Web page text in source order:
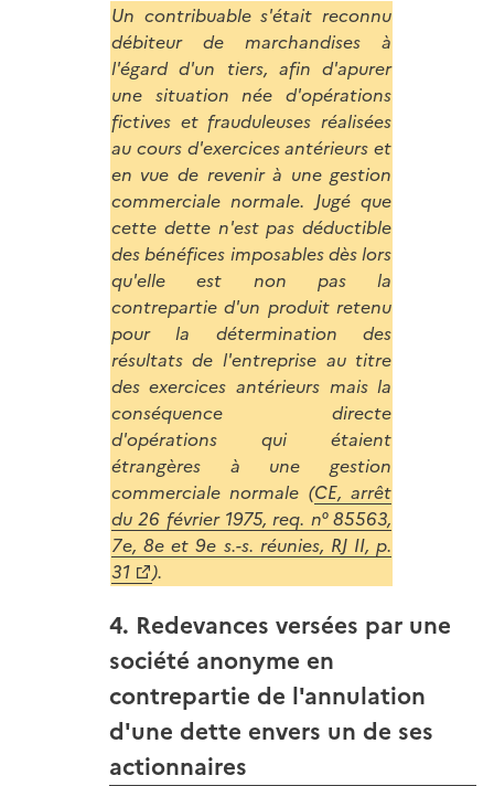
Un contribuable s'était reconnu
débiteur de marchandises à
l'égard d'un tiers, afin d'apurer
une situation née d'opérations
fictives et frauduleuses réalisées
au cours d'exercices antérieurs et
en vue de revenir à une gestion
commerciale normale. Jugé que
cette dette n'est pas déductible
des bénéfices imposables dès lors
qu'elle est non pas la
contrepartie d'un produit retenu
pour la détermination des
résultats de l'entreprise au titre
des exercices antérieurs mais la
conséquence directe
d'opérations qui étaient
étrangères à une gestion
commerciale normale (CE, arrêt
du 26 février 1975, req. n° 85563,
7e, 8e et 9e s.-s. réunies, RJ II, p.
31
).
4. Redevances versées par une
société anonyme en
contrepartie de l'annulation
d'une dette envers un de ses
actionnaires